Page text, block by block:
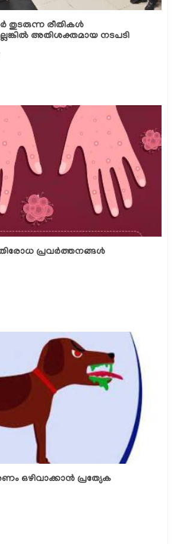
തുടരുന്ന രീതികള്‍
അതിശക്തമായ നടപടി
പ്രവര്‍ത്തനങ്ങള്‍
ഒഴിവാക്കാന്‍ പ്രത്യേക